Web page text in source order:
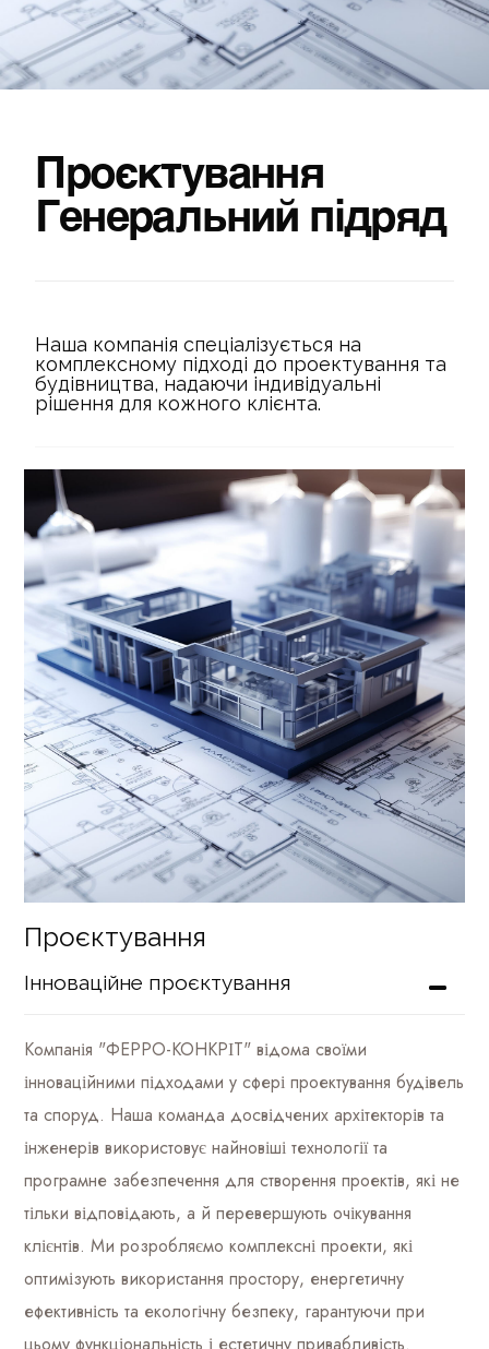
Проєктування
Генеральний підряд
Наша компанія спеціалізується на
комплексному підході до проектування та
будівництва, надаючи індивідуальні
рішення для кожного клієнта.
Проєктування
Інноваційне проєктування
Компанія "ФЕРРО-КОНКРІТ" відома своїми
інноваційними підходами у сфері проектування будівель
та споруд. Наша команда досвідчених архітекторів та
інженерів використовує найновіші технології та
програмне забезпечення для створення проектів, які не
тільки відповідають, а й перевершують очікування
клієнтів. Ми розробляємо комплексні проекти, які
оптимізують використання простору, енергетичну
ефективність та екологічну безпеку, гарантуючи при
цьому функціональність і естетичну привабливість.